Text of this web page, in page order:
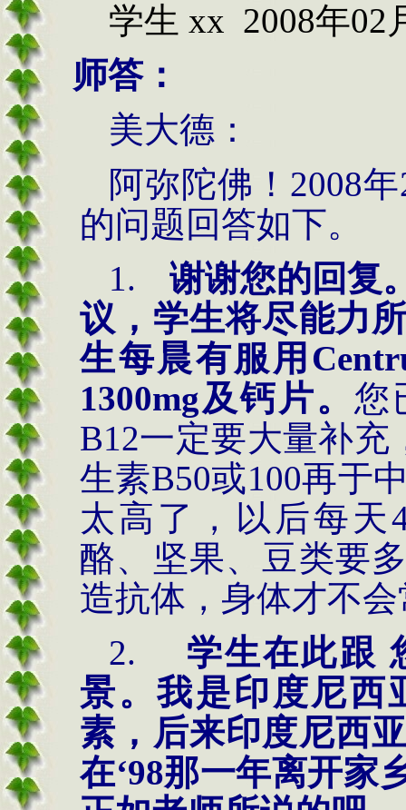
学生 xx 2008年02
师答：
美大德：
阿弥陀佛！ 2008年
的问题回答如下。
1.
谢谢您的回复
议，学生将尽能力
生每晨有服用
1300mg及钙片。 您
B12一定要大量补充
生素B50或100再于
太高了，以后每天
酪、坚果、豆类要
造抗体，身体才不
2.
学生在此跟
景。我是印度尼西
素，后来印度尼西
在‘98那一年离开家